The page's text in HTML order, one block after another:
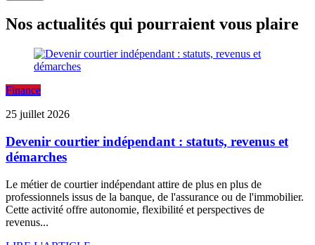
Nos actualités qui pourraient vous plaire
Finance
25 juillet 2026
Devenir courtier indépendant : statuts, revenus et
démarches
Le métier de courtier indépendant attire de plus en plus de
professionnels issus de la banque, de l'assurance ou de l'immobilier.
Cette activité offre autonomie, flexibilité et perspectives de
revenus...